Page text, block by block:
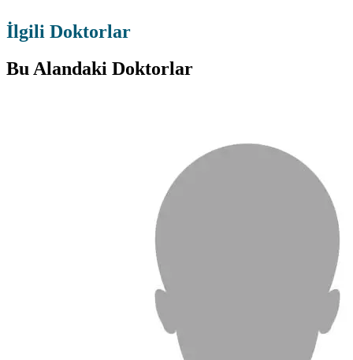
İlgili Doktorlar
Bu Alandaki Doktorlar